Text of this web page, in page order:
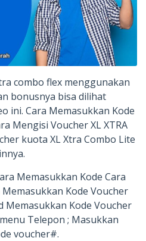
combo flex menggunakan
bonusnya bisa dilihat
ini. Cara Memasukkan Kode
Mengisi Voucher XL XTRA
kuota XL Xtra Combo Lite
Memasukkan Kode ‎Cara
Kode Voucher
Memasukkan Kode Voucher
Telepon ; Masukkan
voucher#.